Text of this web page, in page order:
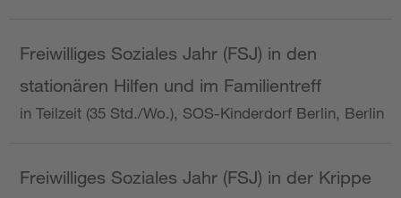
Freiwilliges Soziales Jahr (FSJ) in den
stationären Hilfen und im Familientreff
in Teilzeit (35 Std./Wo.), SOS-Kinderdorf Berlin, Berlin
Freiwilliges Soziales Jahr (FSJ) in der Krippe